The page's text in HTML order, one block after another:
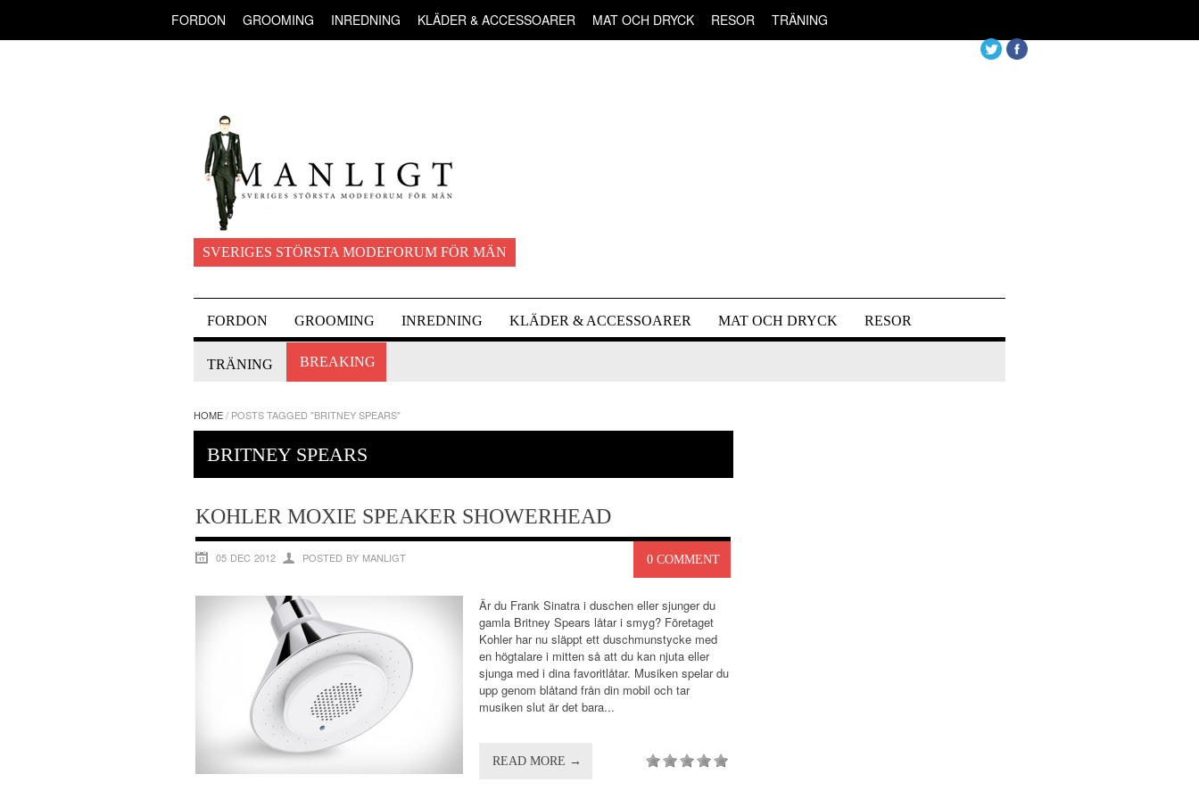
FORDON GROOMING INREDNING KLÄDER & ACCESSOARER MAT OCH DRYCK RESOR TRÄNING
SVERIGES STÖRSTA MODEFORUM FÖR MÄN
FORDON GROOMING INREDNING KLÄDER & ACCESSOARER MAT OCH DRYCK RESOR
TRÄNING BREAKING
HOME/ POSTS TAGGED "BRITNEY SPEARS"
BRITNEY SPEARS
KOHLER MOXIE SPEAKER SHOWERHEAD
0 COMMENT
05 DEC 2012 POSTED BY MANLIGT
Är du Frank Sinatra i duschen eller sjunger du
gamla Britney Spears låtar i smyg? Företaget
Kohler har nu släppt ett duschmunstycke med
en högtalare i mitten så att du kan njuta eller
sjunga med i dina favoritlåtar. Musiken spelar du
upp genom blåtand från din mobil och tar
musiken slut är det bara...
READ MORE →